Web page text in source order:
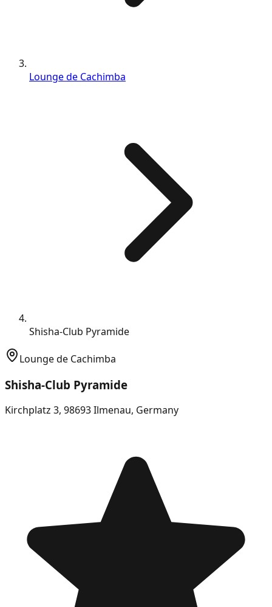
Lounge de Cachimba
Shisha-Club Pyramide
Lounge de Cachimba
Shisha-Club Pyramide
Kirchplatz 3, 98693 Ilmenau, Germany